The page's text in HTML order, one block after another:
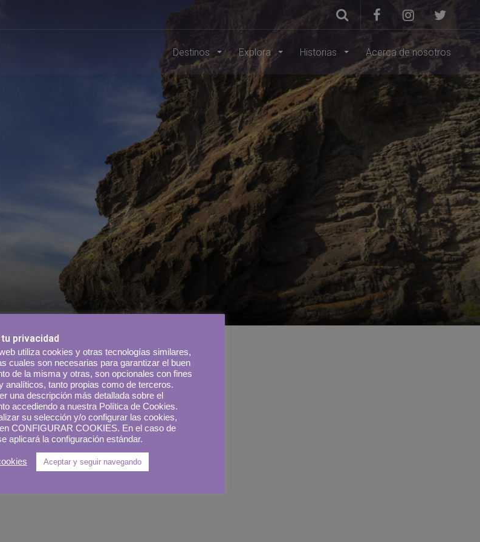
Destinos Explora Historias Acerca de nosotros
privacidad
utiliza cookies y otras tecnologías similares,
cuales son necesarias para garantizar el buen
de la misma y otras, son opcionales con fines
analíticos, tanto propias como de terceros.
una descripción más detallada sobre el
accediendo a nuestra Política de Cookies.
su selección y/o configurar las cookies,
CONFIGURAR COOKIES. En el caso de
aplicará la configuración estándar.
Aceptar y seguir navegando